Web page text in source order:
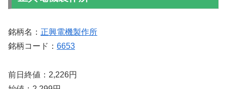
銘柄名： 正興電機製作所
銘柄コード： 6653
前日終値：2,226円